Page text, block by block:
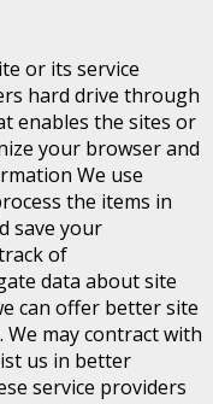
or its service
hard drive through
enables the sites or
your browser and
We use
the items in
save your
of
data about site
can offer better site
may contract with
us in better
service providers